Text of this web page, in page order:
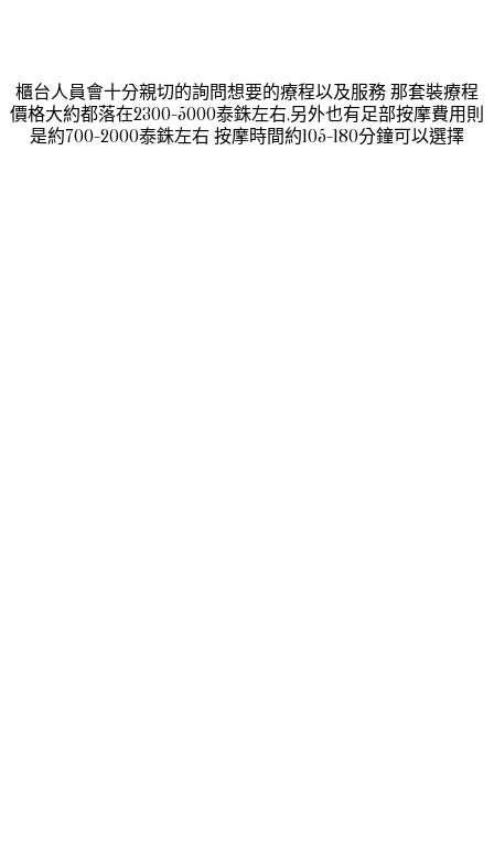
櫃台人員會十分親切的詢問想要的療程以及服務 那套裝療程
價格大約都落在2300-5000泰銖左右,另外也有足部按摩費用則
是約700-2000泰銖左右 按摩時間約105-180分鐘可以選擇